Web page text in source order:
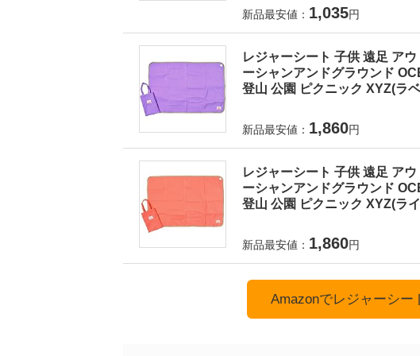
新品最安値： 1,035円
レジャーシート 子供 遠足 ア
ーシャンアンドグラウンド
登山 公園 ピクニック XYZ(ラ
新品最安値： 1,860円
レジャーシート 子供 遠足 ア
ーシャンアンドグラウンド
登山 公園 ピクニック XYZ(ラ
新品最安値： 1,860円
Amazonでレジャーシー